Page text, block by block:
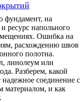
фундамент, на
ресурс напольного
Ошибка на
расхождению швов
полотна.
линолеум или
Разберем, какой
соединение с
материалом, и как